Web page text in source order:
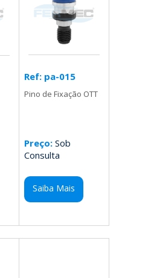
Ref: pa-015
Pino de Fixação OTT
Preço:Sob
Consulta
Saiba Mais